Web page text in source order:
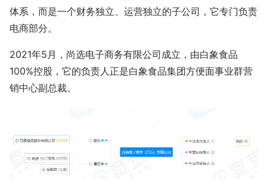
体系，而是一个财务独立、运营独立的子公司，它专门负责
电商部分。
2021年5月，尚选电子商务有限公司成立，由白象食品
100%控股，它的负责人正是白象食品集团方便面事业群营
销中心副总裁。